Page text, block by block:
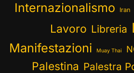
Internazionalismo Iran
Lavoro Libreria
Manifestazioni Muay Thai
Palestina Palestra